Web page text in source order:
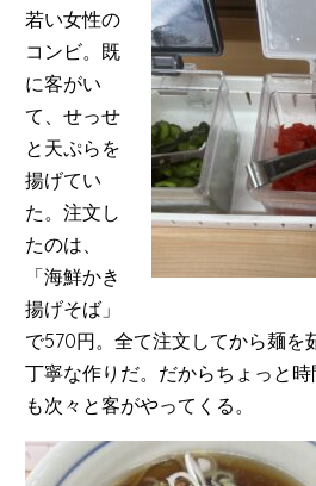
若い女性の
コンビ。既
に客がい
て、せっせ
と天ぷらを
揚げてい
た。注文し
たのは、
「海鮮かき
揚げそば」
で570円。全て注文してから麺を
丁寧な作りだ。だからちょっと
も次々と客がやってくる。